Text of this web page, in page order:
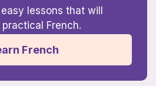
lessons that will
French.
French